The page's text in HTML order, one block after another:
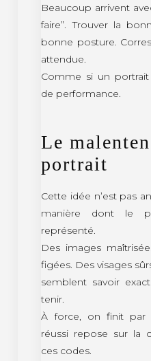
Beaucoup arrivent
faire”. Trouver la
bonne posture.
attendue.
Comme si un portrait
de performance.
Le
portrait
Cette idée n’est pas
manière dont le
représenté.
Des images
figées. Des visages
semblent savoir
tenir.
À force, on finit par
réussi repose sur la
ces codes.